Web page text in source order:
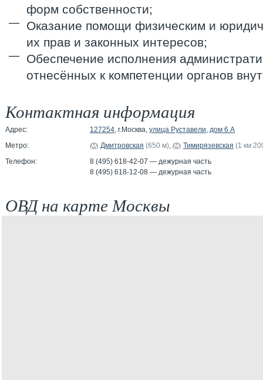
форм собственности;
Оказание помощи физическим и
их прав и законных интересов;
Обеспечение исполнения
отнесённых к компетенции органов
Контактная информация
Адрес: 127254, г.Москва, улица Руставели, дом 6 А
Метро:
Дмитровская (650 м), Тимирязевская (1 км
Телефон:
8 (495) 618-42-07 — дежурная часть
8 (495) 618-12-08 — дежурная часть
ОВД на карте Москвы